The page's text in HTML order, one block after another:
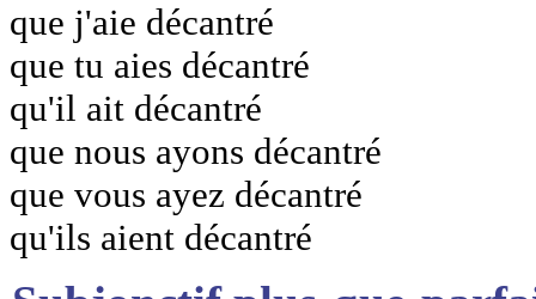
que j'aie décantré
que tu aies décantré
qu'il ait décantré
que nous ayons décantré
que vous ayez décantré
qu'ils aient décantré